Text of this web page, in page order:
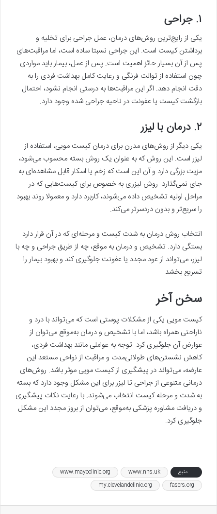
۱. جراحی
یکی از رایج‌ترین روش‌های درمان، عمل جراحی برای تخلیه و
برداشتن کیست است. این جراحی نسبتا ساده است، اما مراقبت‌های
پس از آن بسیار حائز اهمیت است. پس از عمل، بیمار باید مواردی
چون استفاده از توالت فرنگی و رعایت کامل بهداشت فردی را به
دقت انجام دهد. اگر این مراقبت‌ها به درستی انجام نشود، احتمال
بازگشت کیست یا عفونت در ناحیه جراحی شده وجود دارد.
۲. درمان با لیزر
یکی دیگر از روش‌های مدرن برای درمان کیست مویی، استفاده از
لیزر است. این روش که به عنوان یک روش بسته محسوب می‌شود،
مزیت بزرگی دارد و آن این است که زخم یا اسکار قابل مشاهده‌ای به
جای نمی‌گذارد. روش لیزری به خصوص برای کیست‌هایی که در
مراحل اولیه تشخیص داده می‌شوند، کاربرد دارد و معمولا روند بهبود
را سریع‌تر و بدون دردسرتر می‌کند.
انتخاب روش درمان به شدت کیست و مرحله‌ای که در آن قرار دارد
بستگی دارد. تشخیص و درمان به موقع، چه از طریق جراحی و چه با
لیزر، می‌تواند از عود مجدد یا عفونت جلوگیری کند و بهبود بیمار را
تسریع بخشد.
سخن آخر
کیست مویی یکی از مشکلات پوستی است که می‌تواند با درد و
ناراحتی همراه باشد، اما با تشخیص و درمان به‌موقع می‌توان از
عوارض آن جلوگیری کرد. توجه به عواملی مانند بهداشت فردی،
کاهش نشستن‌های طولانی‌مدت و مراقبت از نواحی مستعد این
عارضه، می‌تواند در پیشگیری از کیست مویی موثر باشد. روش‌های
درمانی متنوعی از جراحی تا لیزر برای این مشکل وجود دارد که بسته
به شدت و مرحله کیست انتخاب می‌شوند. با رعایت نکات پیشگیری
و دریافت مشاوره پزشکی به‌موقع، می‌توان از بروز مجدد این مشکل
جلوگیری کرد.
منبع www.nhs.uk
www.mayoclinic.org
fascrs.org
my.clevelandclinic.org